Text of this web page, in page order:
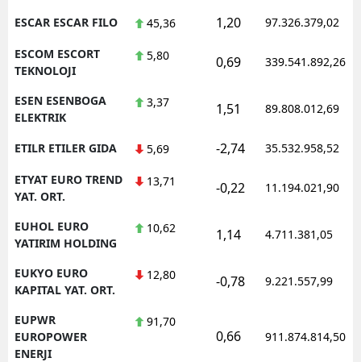
ESCAR ESCAR FILO 45,36 1,20 97.326.379,02
ESCOM ESCORT
TEKNOLOJI
5,80 0,69 339.541.892,26
ESEN ESENBOGA
ELEKTRIK
3,37 1,51 89.808.012,69
ETILR ETILER GIDA 5,69 -2,74 35.532.958,52
ETYAT EURO TREND
YAT. ORT.
13,71 -0,22 11.194.021,90
EUHOL EURO
YATIRIM HOLDING
10,62 1,14 4.711.381,05
EUKYO EURO
KAPITAL YAT. ORT.
12,80 -0,78 9.221.557,99
EUPWR
EUROPOWER
ENERJI
91,70
0,66 911.874.814,50